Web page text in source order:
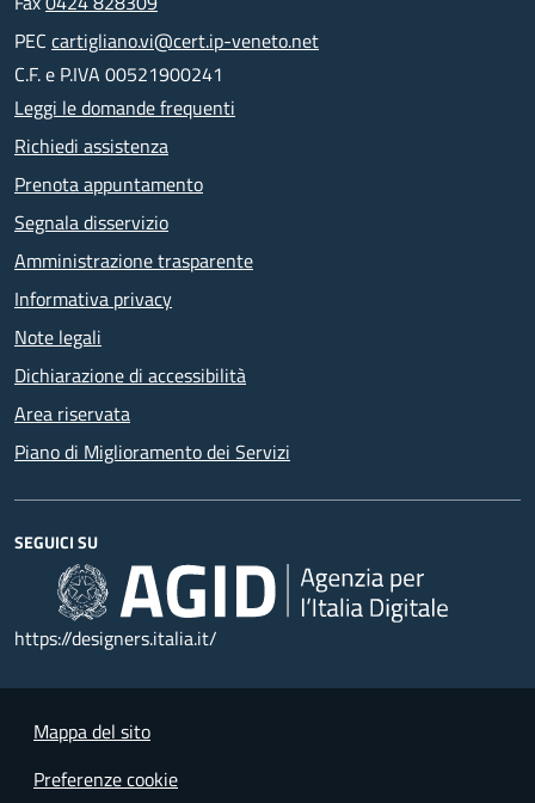
PEC cartigliano.vi@cert.ip-veneto.net
C.F. e P.IVA 00521900241
Leggi le domande frequenti
Richiedi assistenza
Prenota appuntamento
Segnala disservizio
Amministrazione trasparente
Informativa privacy
Note legali
Dichiarazione di accessibilità
Area riservata
Piano di Miglioramento dei Servizi
SEGUICI SU
https://designers.italia.it/
Mappa del sito
Preferenze cookie